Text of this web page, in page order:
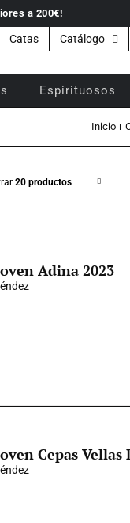
a 200€!
Catas Catálogo
Espirituosos
Inicio
20 productos
Adina 2023
Cepas Vellas